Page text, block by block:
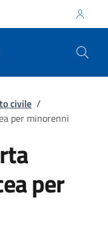
civile /
per minorenni
per